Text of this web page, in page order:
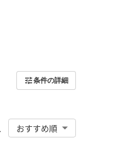
条件の詳細
おすすめ順